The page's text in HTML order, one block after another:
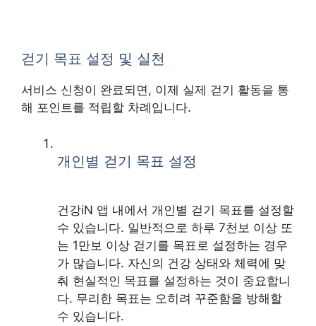
걷기 목표 설정 및 실천
서비스 신청이 완료되면, 이제 실제 걷기 활동을 통
해 포인트를 적립할 차례입니다.
개인별 걷기 목표 설정
건강iN 앱 내에서 개인별 걷기 목표를 설정할
수 있습니다. 일반적으로 하루 7천보 이상 또
는 1만보 이상 걷기를 목표로 설정하는 경우
가 많습니다. 자신의 건강 상태와 체력에 맞
춰 현실적인 목표를 설정하는 것이 중요합니
다. 무리한 목표는 오히려 꾸준함을 방해할
수 있습니다.